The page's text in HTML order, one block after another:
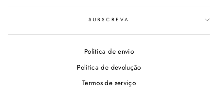
SUBSCREVA
Politica de envio
Politica de devolução
Termos de serviço